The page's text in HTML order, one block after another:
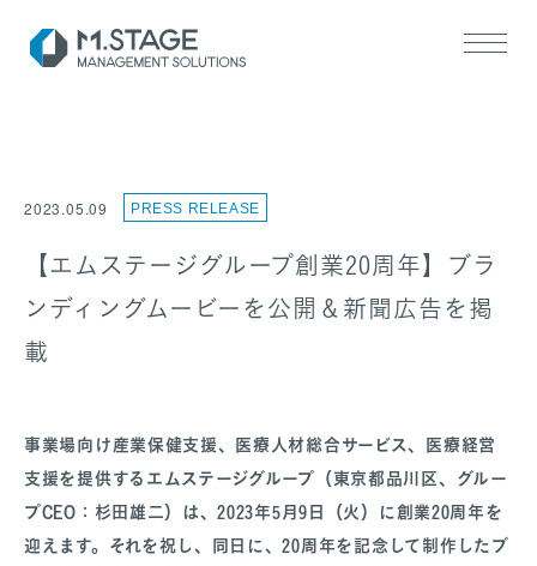
SERVICE TOP
2023.05.09 PRESS RELEASE
【エムステージグループ創業20周年】ブラ
ンディングムービーを公開＆新聞広告を掲
載
事業場向け産業保健支援、医療人材総合サービス、医療経営
支援を提供するエムステージグループ（東京都品川区、グルー
プCEO：杉田雄二）は、2023年5月9日（火）に創業20周年を
迎えます。それを祝し、同日に、20周年を記念して制作したブ